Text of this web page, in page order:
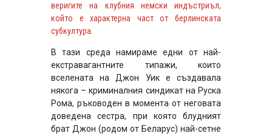
веригите на клубния немски индъстриъл,
който е характерна част от берлинската
субкултура.
В тази среда намираме едни от най-
екстравагантните типажи, които
вселената на Джон Уик е създавала
някога – криминалния синдикат на Руска
Рома, ръководен в момента от неговата
доведена сестра, при която блудният
брат Джон (родом от Беларус) най-сетне